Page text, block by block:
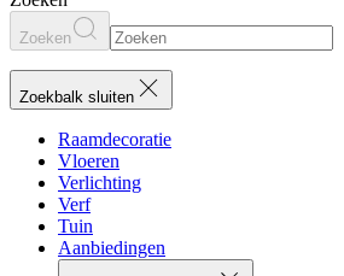
Zoeken
Zoekbalk sluiten
Raamdecoratie
Vloeren
Verlichting
Verf
Tuin
Aanbiedingen